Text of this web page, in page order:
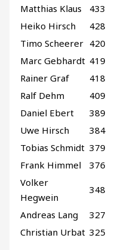
Matthias Klaus
433
Heiko Hirsch
428
Timo Scheerer 420
Marc Gebhardt 419
Rainer Graf
418
Ralf Dehm
409
Daniel Ebert
389
Uwe Hirsch
384
Tobias Schmidt 379
Frank Himmel
376
Volker
Hegwein
348
Andreas Lang
327
Christian Urbat 325